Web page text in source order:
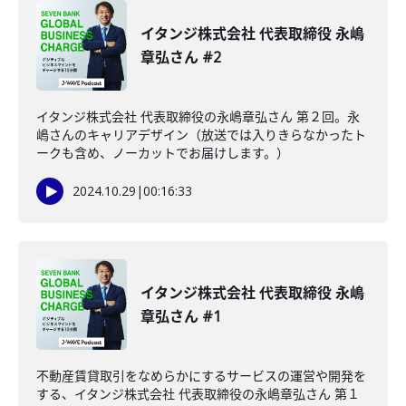
イタンジ株式会社 代表取締役 永嶋
章弘さん #2
イタンジ株式会社 代表取締役の永嶋章弘さん 第２回。永
嶋さんのキャリアデザイン（放送では入りきらなかったト
ークも含め、ノーカットでお届けします。）
2024.10.29 |00:16:33
イタンジ株式会社 代表取締役 永嶋
章弘さん #1
不動産賃貸取引をなめらかにするサービスの運営や開発を
する、イタンジ株式会社 代表取締役の永嶋章弘さん 第１